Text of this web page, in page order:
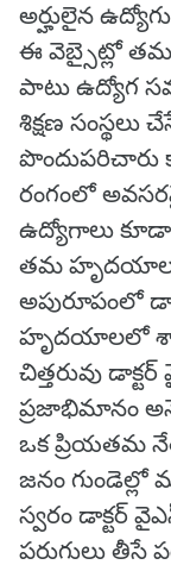
అర్హులైన
ఈ వెబ్సైట్లో
పాటు ఉద్యోగ
శిక్షణ
పొందుపరిచారు
రంగంలో
ఉద్యోగాలు
తమ హృదయాలలో
అపురూపంలో
హృదయాలలో
చిత్తరువు
ప్రజాభిమానం
ఒక ప్రియతమ
జనం గుండెల్లో
స్వరం డాక్టర్
పరుగులు తీసే